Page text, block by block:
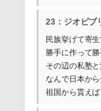
23：ジオビ
民族挙げて寄
勝手に作って
その辺の私塾
なんで日本か
祖国から貰え